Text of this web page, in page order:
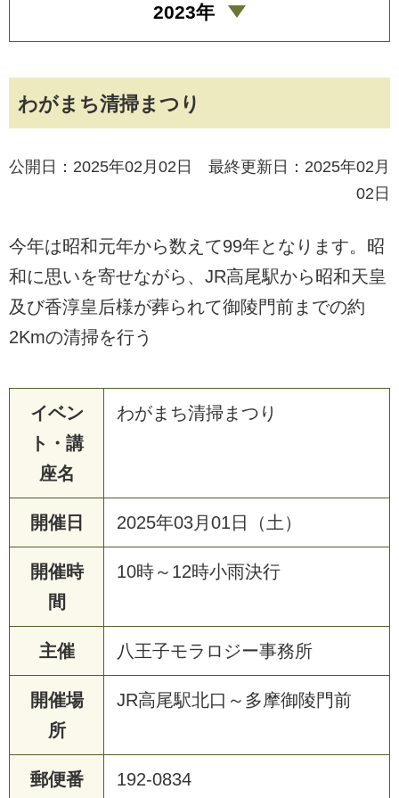
わがまち清掃まつり
公開日：2025年02月02日 最終更新日：2025年02月
02日
今年は昭和元年から数えて99年となります。昭
和に思いを寄せながら、JR高尾駅から昭和天皇
及び香淳皇后様が葬られて御陵門前までの約
2Kmの清掃を行う
イベン
ト・講
座名
わがまち清掃まつり
開催日 2025年03月01日（土）
開催時
間
10時～12時小雨決行
主催 八王子モラロジー事務所
開催場
所
JR高尾駅北口～多摩御陵門前
郵便番
192-0834
2023年